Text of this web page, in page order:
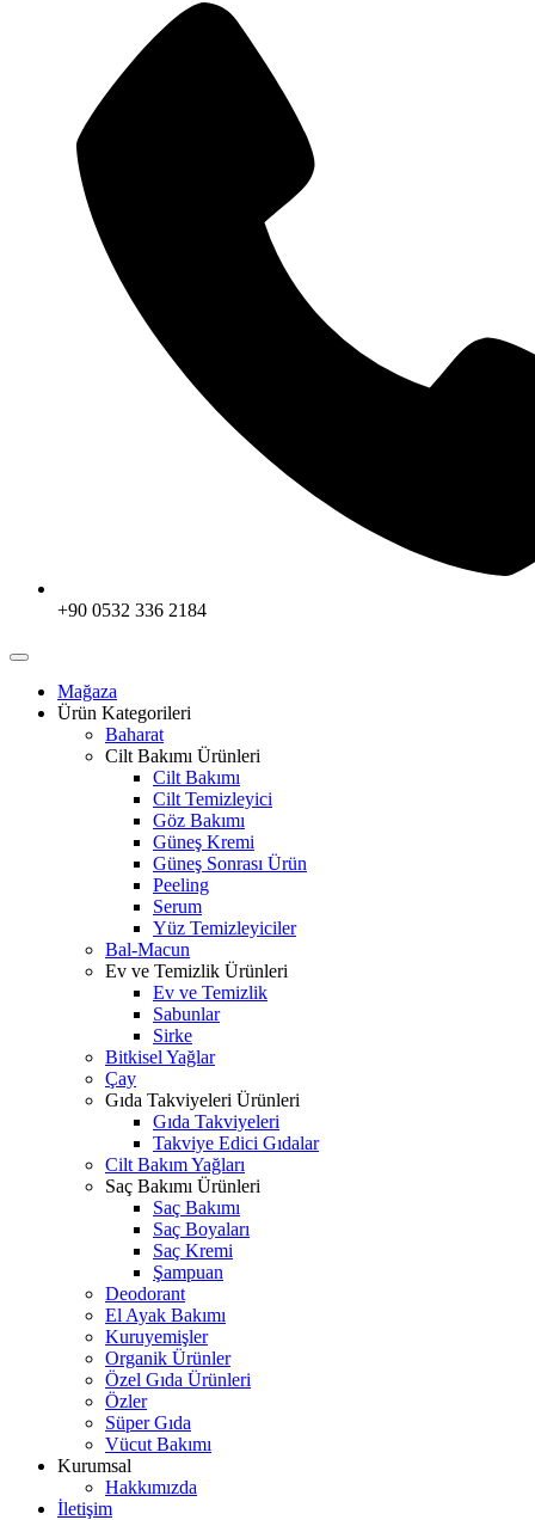
+90 0532 336 2184
Mağaza
Ürün Kategorileri
Baharat
Cilt Bakımı Ürünleri
Cilt Bakımı
Cilt Temizleyici
Göz Bakımı
Güneş Kremi
Güneş Sonrası Ürün
Peeling
Serum
Yüz Temizleyiciler
Bal-Macun
Ev ve Temizlik Ürünleri
Ev ve Temizlik
Sabunlar
Sirke
Bitkisel Yağlar
Çay
Gıda Takviyeleri Ürünleri
Gıda Takviyeleri
Takviye Edici Gıdalar
Cilt Bakım Yağları
Saç Bakımı Ürünleri
Saç Bakımı
Saç Boyaları
Saç Kremi
Şampuan
Deodorant
El Ayak Bakımı
Kuruyemişler
Organik Ürünler
Özel Gıda Ürünleri
Özler
Süper Gıda
Vücut Bakımı
Kurumsal
Hakkımızda
İletişim